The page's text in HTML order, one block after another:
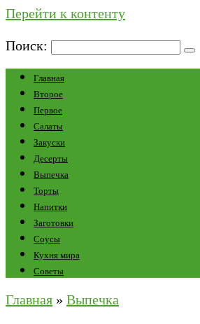
Перейти к контенту
Поиск:
Главная
Второе
Первое
Салаты
Закуски
Десерты
Выпечка
Торты
Напитки
Заготовки
Соусы
Кухня мира
Советы
Главная » Выпечка